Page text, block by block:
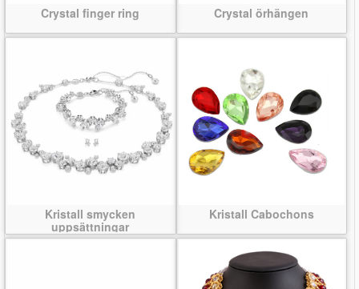
Crystal finger ring Crystal örhängen
Kristall smycken
uppsättningar
Kristall Cabochons